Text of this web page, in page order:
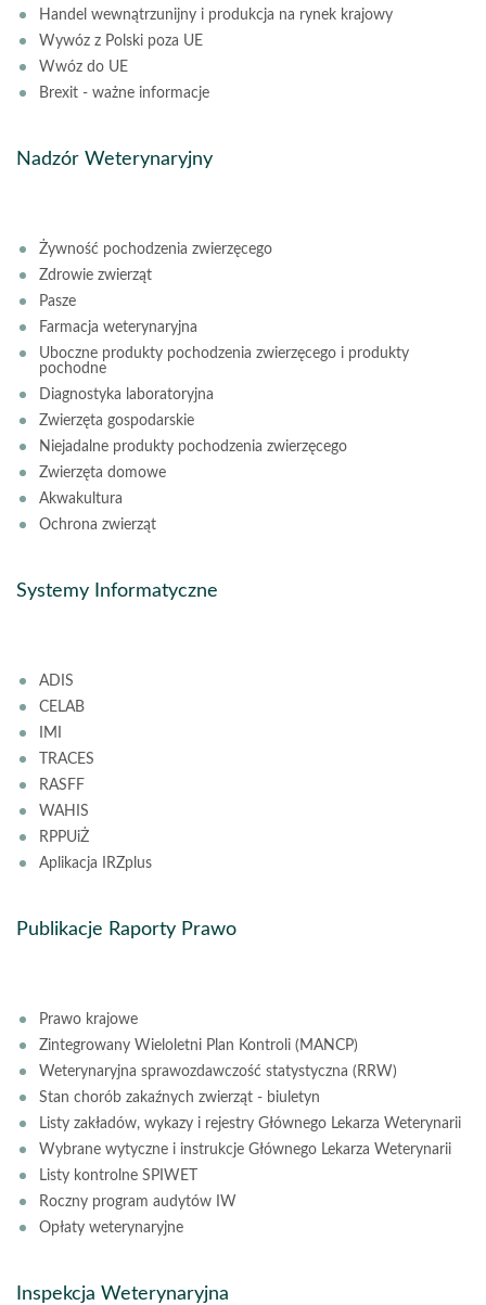
Handel wewnątrzunijny i produkcja na rynek krajowy
Wywóz z Polski poza UE
Wwóz do UE
Brexit - ważne informacje
Nadzór Weterynaryjny
Żywność pochodzenia zwierzęcego
Zdrowie zwierząt
Pasze
Farmacja weterynaryjna
Uboczne produkty pochodzenia zwierzęcego i produkty
pochodne
Diagnostyka laboratoryjna
Zwierzęta gospodarskie
Niejadalne produkty pochodzenia zwierzęcego
Zwierzęta domowe
Akwakultura
Ochrona zwierząt
Systemy Informatyczne
ADIS
CELAB
IMI
TRACES
RASFF
WAHIS
RPPUiŻ
Aplikacja IRZplus
Publikacje Raporty Prawo
Prawo krajowe
Zintegrowany Wieloletni Plan Kontroli (MANCP)
Weterynaryjna sprawozdawczość statystyczna (RRW)
Stan chorób zakaźnych zwierząt - biuletyn
Listy zakładów, wykazy i rejestry Głównego Lekarza Weterynarii
Wybrane wytyczne i instrukcje Głównego Lekarza Weterynarii
Listy kontrolne SPIWET
Roczny program audytów IW
Opłaty weterynaryjne
Inspekcja Weterynaryjna